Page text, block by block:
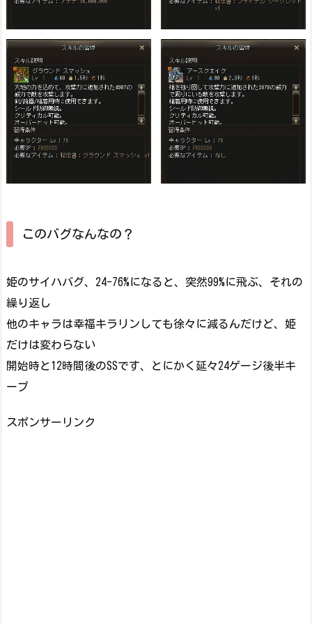
このバグなんなの？
姫のサイハバグ、24-76%になると、突然99%に飛ぶ、それの
繰り返し
他のキャラは幸福キラリンしても徐々に減るんだけど、姫
だけは変わらない
開始時と12時間後のSSです、とにかく延々24ゲージ後半キ
ープ
スポンサーリンク